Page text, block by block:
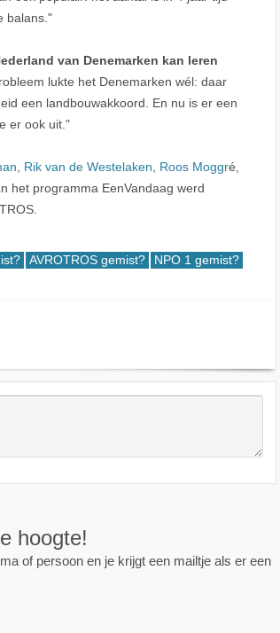
balans."
van Denemarken kan leren
lukte het Denemarken wél: daar
een landbouwakkoord. En nu is er een
er ook uit."
Rik van de Westelaken Roos Moggré,
het programma EenVandaag werd
AVROTROS gemist? NPO 1 gemist?
hoogte!
of persoon en je krijgt een mailtje als er een